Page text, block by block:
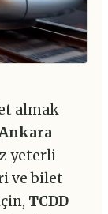
almak
yeterli
ve bilet
TCDD